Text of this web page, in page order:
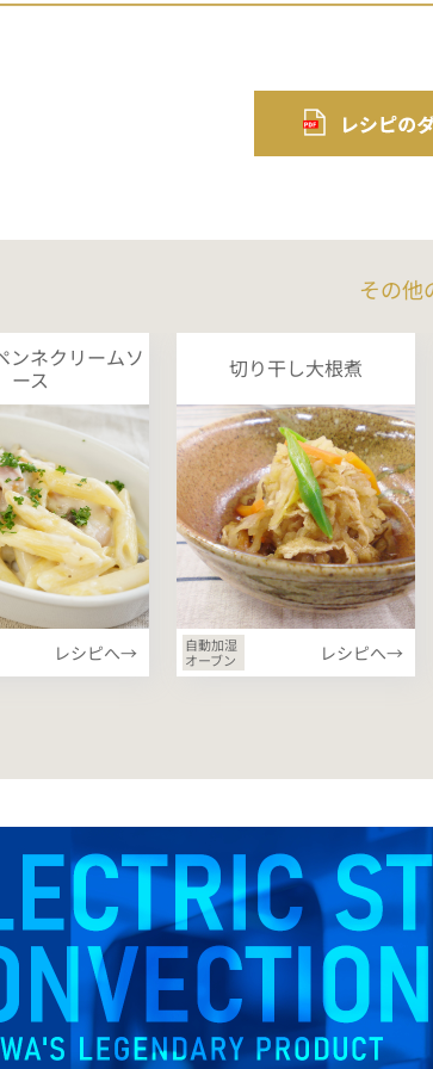
その他
ンネクリームソ
ース
レシピへ→
切り干し大根煮
自動加湿
オーブン
レシピへ→